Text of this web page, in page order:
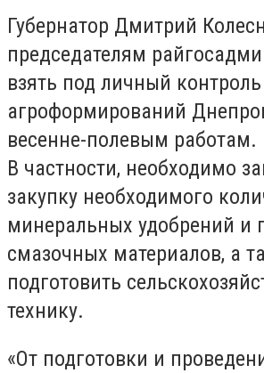
Губернатор Дмитрий
председателям
взять под личный
агроформирований
весенне-полевым работам.
В частности, необходимо
закупку необходимого
минеральных удобрений и
смазочных материалов, а
подготовить
технику.
«От подготовки и